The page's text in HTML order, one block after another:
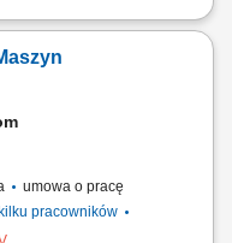
konwencjonalnej;
pomiarów
zleceń na
umowa o pracę
pracowników